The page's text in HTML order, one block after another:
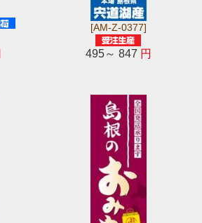
[AM-Z-0377]
495～ 847 円